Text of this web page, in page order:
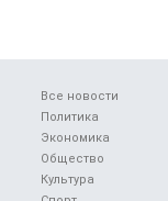
Все новости
Политика
Экономика
Общество
Культура